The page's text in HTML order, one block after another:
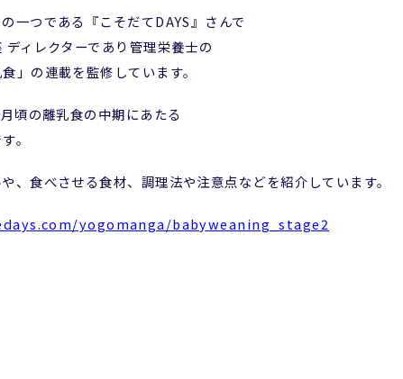
一つである『こそだてDAYS』さんで
ィレクターであり管理栄養士の
」の連載を監修しています。
頃の離乳食の中期にあたる
。
、食べさせる食材、調理法や注意点などを紹介しています。
yogomanga/babyweaning_stage2